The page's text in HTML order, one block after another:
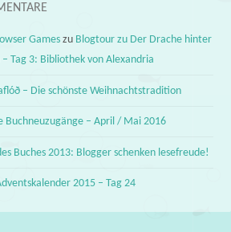
Games zu Blogtour zu Der Drache hinter
Tag 3: Bibliothek von Alexandria
– Die schönste Weihnachtstradition
Buchneuzugänge – April / Mai 2016
Buches 2013: Blogger schenken lesefreude!
2015 – Tag 24